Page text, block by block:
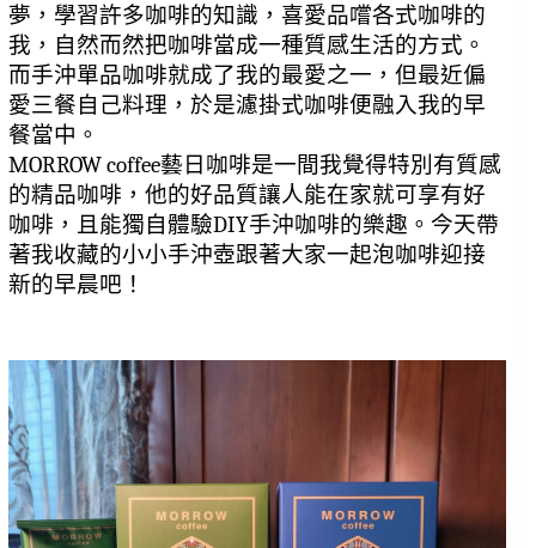
夢，學習許多咖啡的知識，喜愛品嚐各式咖啡的
我，自然而然把咖啡當成一種質感生活的方式。
而手沖單品咖啡就成了我的最愛之一，但最近偏
愛三餐自己料理，於是濾掛式咖啡便融入我的早
餐當中。
MORROW coffee藝日咖啡是一間我覺得特別有質感
的精品咖啡，他的好品質讓人能在家就可享有好
咖啡，且能獨自體驗DIY手沖咖啡的樂趣。今天帶
著我收藏的小小手沖壺跟著大家一起泡咖啡迎接
新的早晨吧！